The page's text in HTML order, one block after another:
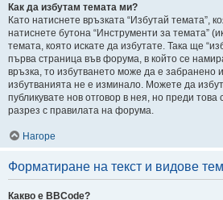
Как да избутам темата ми?
Като натиснете връзката “Избутай темата”,
натиснете бутона “Инструменти за темата”
темата, която искате да избутате. Така ще
първа страница във форума, в който се
връзка, то избутването може да е забранено
избутванията не е изминало. Можете да
публикувате нов отговор в нея, но преди това
разрез с правилата на форума.
Нагоре
Форматиране на текст и видове
Какво е BBCode?